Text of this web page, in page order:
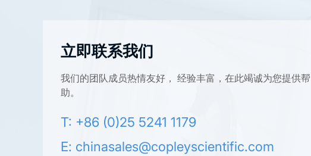
立即联系我们
我们的团队成员热情友好， 经验丰富，在此竭诚为您提供帮
助。
T: +86 (0)25 5241 1179
E: chinasales@copleyscientific.com